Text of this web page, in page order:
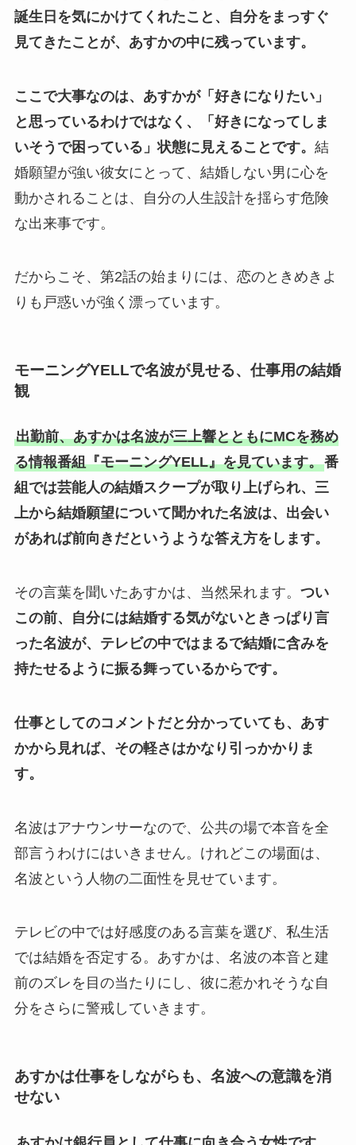
誕生日を気にかけてくれたこと、自分をまっすぐ
見てきたことが、あすかの中に残っています。
ここで大事なのは、あすかが「好きになりたい」
と思っているわけではなく、「好きになってしま
いそうで困っている」状態に見えることです。 結
婚願望が強い彼女にとって、結婚しない男に心を
動かされることは、自分の人生設計を揺らす危険
な出来事です。
だからこそ、第2話の始まりには、恋のときめきよ
りも戸惑いが強く漂っています。
モーニングYELLで名波が見せる、仕事用の結婚
観
出勤前、あすかは名波が三上響とともにMCを務め
る情報番組『モーニングYELL』を見ています。番
組では芸能人の結婚スクープが取り上げられ、三
上から結婚願望について聞かれた名波は、出会い
があれば前向きだというような答え方をします。
その言葉を聞いたあすかは、当然呆れます。 つい
この前、自分には結婚する気がないときっぱり言
った名波が、テレビの中ではまるで結婚に含みを
持たせるように振る舞っているからです。
仕事としてのコメントだと分かっていても、あす
かから見れば、その軽さはかなり引っかかりま
す。
名波はアナウンサーなので、公共の場で本音を全
部言うわけにはいきません。けれどこの場面は、
名波という人物の二面性を見せています。
テレビの中では好感度のある言葉を選び、私生活
では結婚を否定する。あすかは、名波の本音と建
前のズレを目の当たりにし、彼に惹かれそうな自
分をさらに警戒していきます。
あすかは仕事をしながらも、名波への意識を消
せない